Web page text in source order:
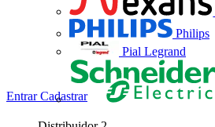
Philips
Pial Legrand
EntrarCadastrar